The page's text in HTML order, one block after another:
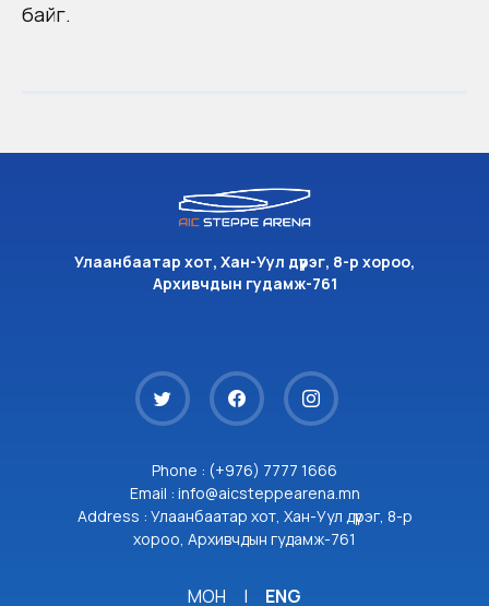
байг.
Улаанбаатар хот, Хан-Уул дүүрэг, 8-р хороо,
Архивчдын гудамж-761
Phone : (+976) 7777 1666
Email : info@aicsteppearena.mn
Address : Улаанбаатар хот, Хан-Уул дүүрэг, 8-р
хороо, Архивчдын гудамж-761
МОН | ENG